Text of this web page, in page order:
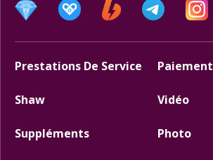
Prestations De Service
Shaw
Suppléments
Paiement
Vidéo
Photo